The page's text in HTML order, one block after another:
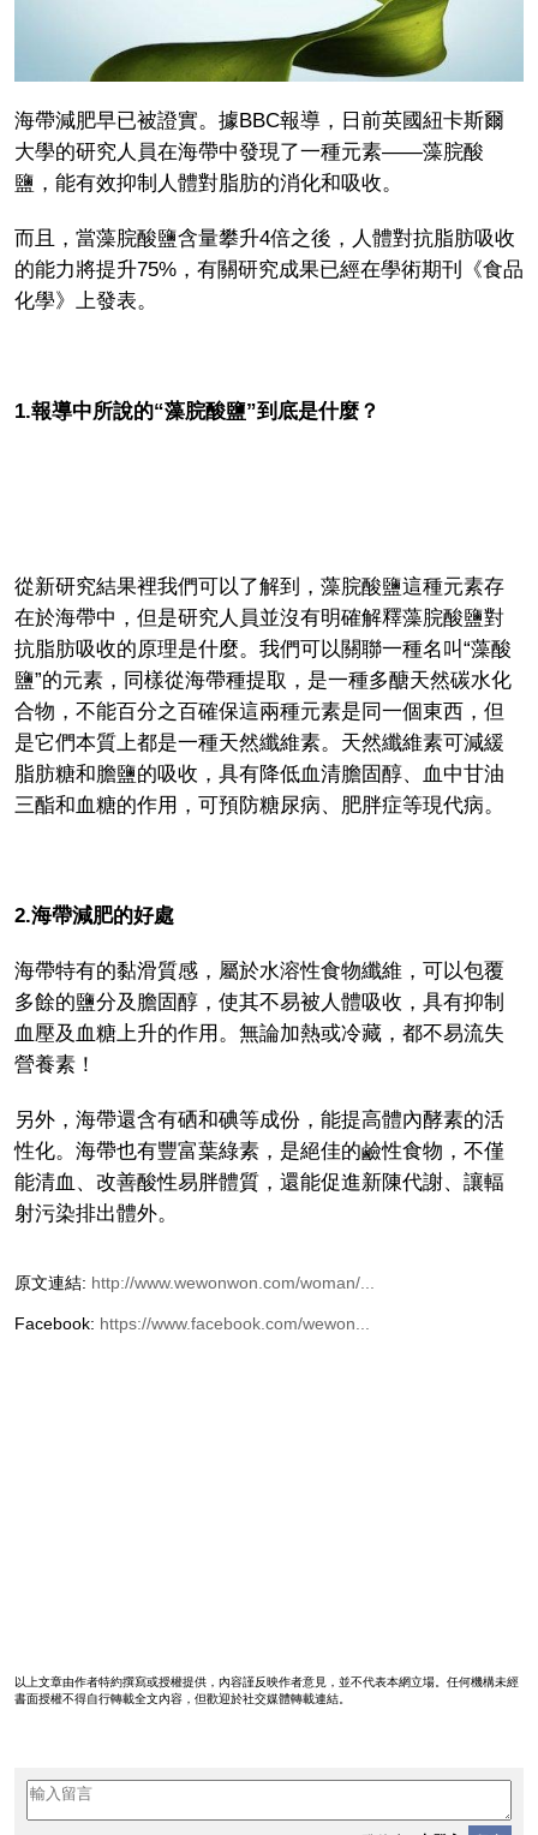
海帶減肥早已被證實。據BBC報導，日前英國紐卡斯爾
大學的研究人員在海帶中發現了一種元素——藻脘酸
鹽，能有效抑制人體對脂肪的消化和吸收。
而且，當藻脘酸鹽含量攀升4倍之後，人體對抗脂肪吸收
的能力將提升75%，有關研究成果已經在學術期刊《食品
化學》上發表。
1.報導中所說的“藻脘酸鹽”到底是什麼？
從新研究結果裡我們可以了解到，藻脘酸鹽這種元素存
在於海帶中，但是研究人員並沒有明確解釋藻脘酸鹽對
抗脂肪吸收的原理是什麼。我們可以關聯一種名叫“藻酸
鹽”的元素，同樣從海帶種提取，是一種多醣天然碳水化
合物，不能百分之百確保這兩種元素是同一個東西，但
是它們本質上都是一種天然纖維素。天然纖維素可減緩
脂肪糖和膽鹽的吸收，具有降低血清膽固醇、血中甘油
三酯和血糖的作用，可預防糖尿病、肥胖症等現代病。
2.海帶減肥的好處
海帶特有的黏滑質感，屬於水溶性食物纖維，可以包覆
多餘的鹽分及膽固醇，使其不易被人體吸收，具有抑制
血壓及血糖上升的作用。無論加熱或冷藏，都不易流失
營養素！
另外，海帶還含有硒和碘等成份，能提高體內酵素的活
性化。海帶也有豐富葉綠素，是絕佳的鹼性食物，不僅
能清血、改善酸性易胖體質，還能促進新陳代謝、讓輻
射污染排出體外。
原文連結: http://www.wewonwon.com/woman/...
Facebook: https://www.facebook.com/wewon...
以上文章由作者特約撰寫或授權提供，內容謹反映作者意見，並不代表本網立場。任何機構未經
書面授權不得自行轉載全文內容，但歡迎於社交媒體轉載連結。